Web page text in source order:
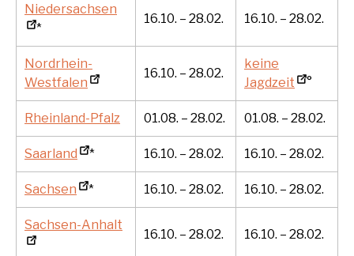
Niedersachsen
*
16.10. – 28.02. 16.10. – 28.02.
Nordrhein-
Westfalen
16.10. – 28.02.
keine
Jagdzeit
°
Rheinland-Pfalz 01.08. – 28.02. 01.08. – 28.02.
Saarland * 16.10. – 28.02. 16.10. – 28.02.
Sachsen * 16.10. – 28.02. 16.10. – 28.02.
Sachsen-Anhalt
16.10. – 28.02. 16.10. – 28.02.